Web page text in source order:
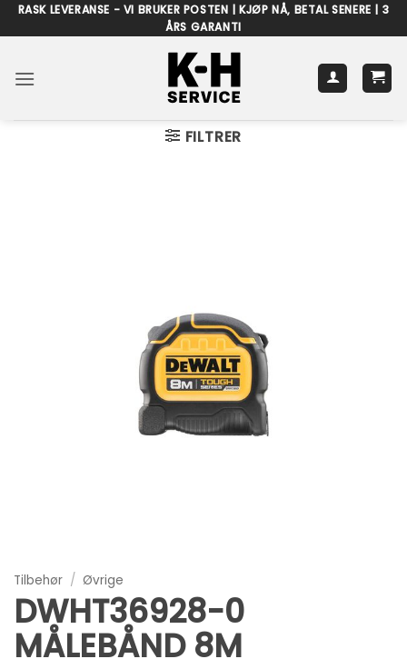
Skip
to
RASK LEVERANSE - VI BRUKER POSTEN | KJØP NÅ, BETAL SENERE | 3
ÅRS GARANTI
FILTRER
Tilbehør / Øvrige
DWHT36928-0
MÅLEBÅND 8M